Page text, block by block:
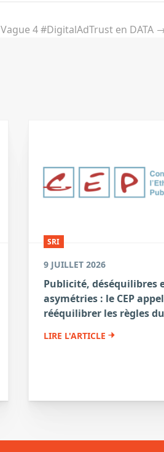
Vague 4 #DigitalAdTrust en DATA
SRI
9 JUILLET 2026
Publicité, déséquilibres
asymétries : le CEP
rééquilibrer les règles
LIRE L'ARTICLE